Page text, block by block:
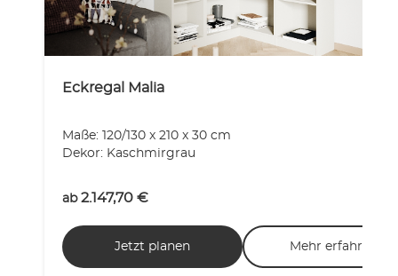
Eckregal Malia
Maße: 120/130 x 210 x 30 cm
Dekor: Kaschmirgrau
ab 2.147,70 €
Jetzt planen Mehr erfahren